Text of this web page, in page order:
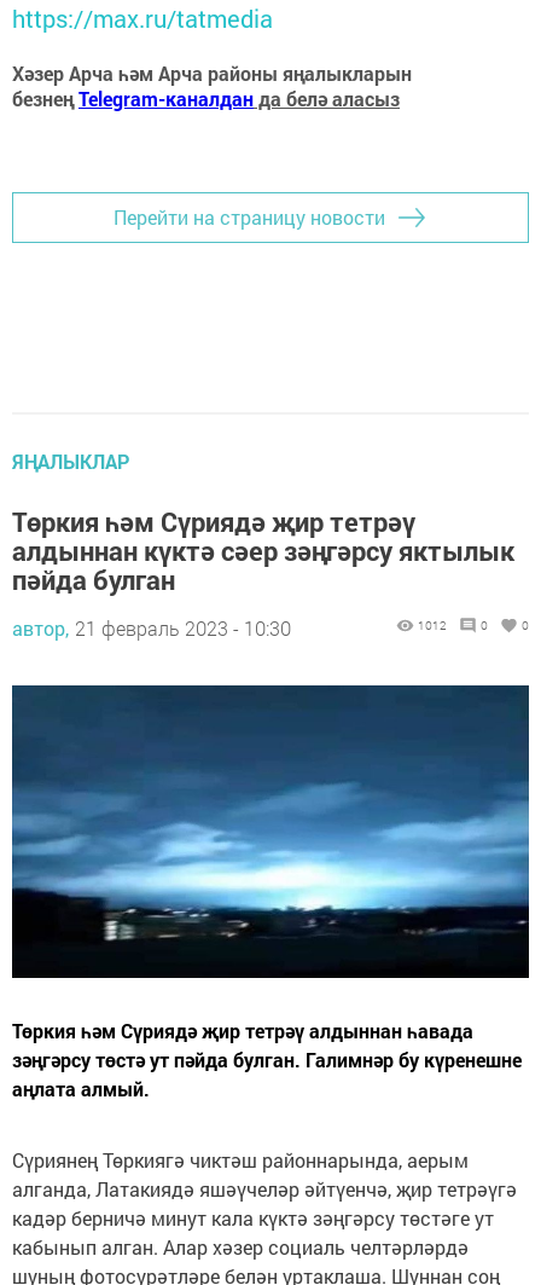
https://max.ru/tatmedia
Хәзер Арча һәм Арча районы яңалыкларын
безнеңTelegram-каналданда белә аласыз
Перейти на страницу новости
ЯҢАЛЫКЛАР
Төркия һәм Сүриядә җир тетрәү
алдыннан күктә сәер зәңгәрсу яктылык
пәйда булган
автор, 21 февраль 2023 - 10:30 1012 0 0
Төркия һәм Сүриядә җир тетрәү алдыннан һавада
зәңгәрсу төстә ут пәйда булган. Галимнәр бу күренешне
аңлата алмый.
Сүриянең Төркиягә чиктәш районнарында, аерым
алганда, Латакиядә яшәүчеләр әйтүенчә, җир тетрәүгә
кадәр берничә минут кала күктә зәңгәрсу төстәге ут
кабынып алган. Алар хәзер социаль челтәрләрдә
шуның фотосурәтләре белән уртаклаша. Шуннан соң